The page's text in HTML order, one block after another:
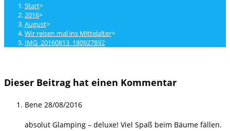
Start>
2016>
August>
Wir reisen mal ins Mittelalter>
IMG_20160813_180927892
Dieser Beitrag hat einen Kommentar
Bene 28/08/2016
absolut Glamping – deluxe! Viel Spaß beim Bäume fällen.